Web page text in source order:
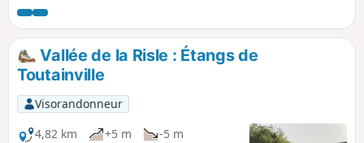
closes de haies avec de belles maisons à
colombage, un vrai concentré de
Normandie.
Vallée de la Risle : Étangs de
Toutainville
Visorandonneur
4,82 km
+5 m
-5 m